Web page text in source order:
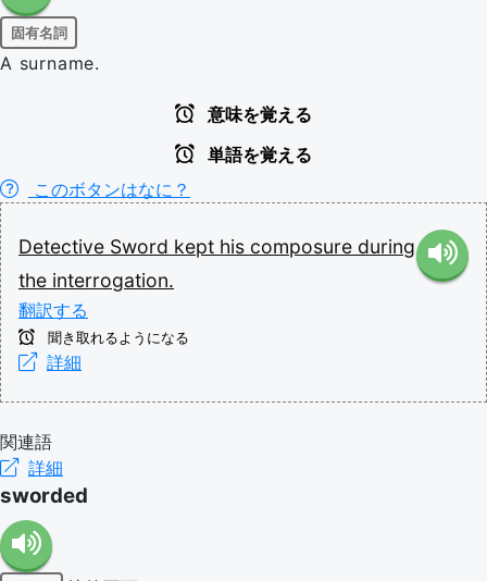
固有名詞
A surname.
意味を覚える
単語を覚える
このボタンはなに？
Detective Sword kept his composure during
the interrogation.
翻訳する
聞き取れるようになる
詳細
関連語
詳細
sworded